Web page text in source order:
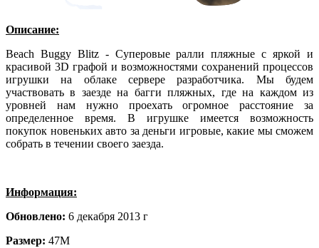
Описание:
Beach Buggy Blitz - Суперовые ралли пляжные с яркой и
красивой 3D графой и возможностями сохранений процессов
игрушки на облаке сервере разработчика. Мы будем
участвовать в заезде на багги пляжных, где на каждом из
уровней нам нужно проехать огромное расстояние за
определенное время. В игрушке имеется возможность
покупок новеньких авто за деньги игровые, какие мы сможем
собрать в течении своего заезда.
Информация:
Обновлено: 6 декабря 2013 г
Размер: 47M